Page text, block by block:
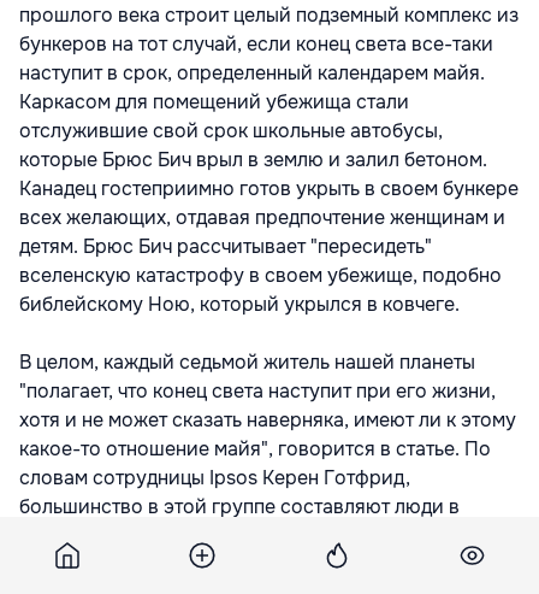
прошлого века строит целый подземный комплекс из
бункеров на тот случай, если конец света все-таки
наступит в срок, определенный календарем майя.
Каркасом для помещений убежища стали
отслужившие свой срок школьные автобусы,
которые Брюс Бич врыл в землю и залил бетоном.
Канадец гостеприимно готов укрыть в своем бункере
всех желающих, отдавая предпочтение женщинам и
детям. Брюс Бич рассчитывает "пересидеть"
вселенскую катастрофу в своем убежище, подобно
библейскому Ною, который укрылся в ковчеге.
В целом, каждый седьмой житель нашей планеты
"полагает, что конец света наступит при его жизни,
хотя и не может сказать наверняка, имеют ли к этому
какое-то отношение майя", говорится в статье. По
словам сотрудницы Ipsos Керен Готфрид,
большинство в этой группе составляют люди в
образования и доходом, пишет InoPressa.